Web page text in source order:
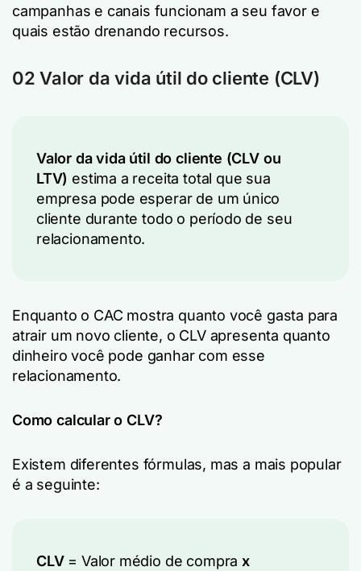
campanhas e canais funcionam a seu favor e
quais estão drenando recursos.
02 Valor da vida útil do cliente (CLV)
Valor da vida útil do cliente (CLV ou
LTV) estima a receita total que sua
empresa pode esperar de um único
cliente durante todo o período de seu
relacionamento.
Enquanto o CAC mostra quanto você gasta para
atrair um novo cliente, o CLV apresenta quanto
dinheiro você pode ganhar com esse
relacionamento.
Como calcular o CLV?
Existem diferentes fórmulas, mas a mais popular
é a seguinte:
CLV= Valor médio de compra x